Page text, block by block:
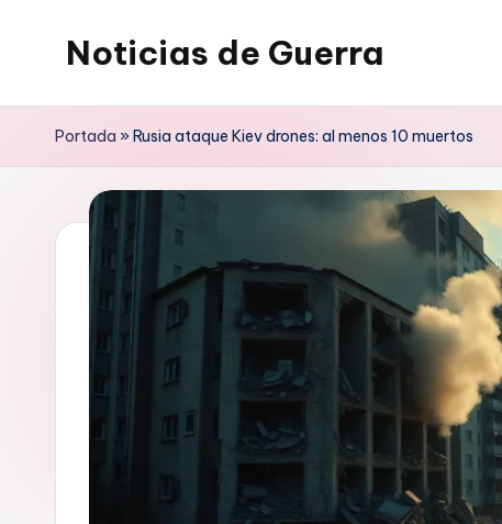
Noticias de Guerra
Portada »Rusia ataque Kiev drones: al menos 10 muertos